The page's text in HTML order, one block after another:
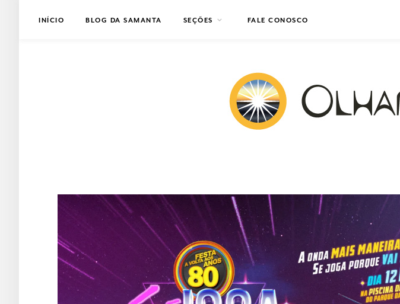
INÍCIO BLOG DA SAMANTA SEÇÕES FALE CONOSCO